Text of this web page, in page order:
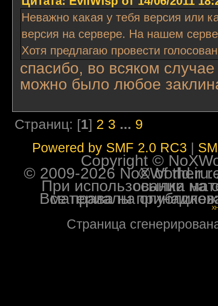
Неважно какая у тебя версия или
версия на сервере. На нашем
Хотя предлагаю провести
спасибо, во всяком
можно было любое
Страниц: [1] 2 3 ... 9
Powered by SMF 2.0 RC3
Copyright ©
© 2009-2026 NoXWorld.ru. All
При использовании
Все права на опубликованные на форуме
Страница